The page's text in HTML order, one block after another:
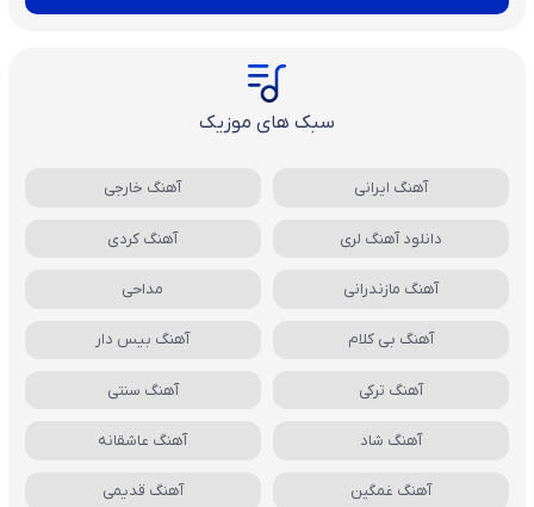
سبک های موزیک
آهنگ ایرانی آهنگ خارجی
دانلود آهنگ لری آهنگ کردی
آهنگ مازندرانی مداحی
آهنگ بی کلام آهنگ بیس دار
آهنگ ترکی آهنگ سنتی
آهنگ شاد آهنگ عاشقانه
آهنگ غمگین آهنگ قدیمی